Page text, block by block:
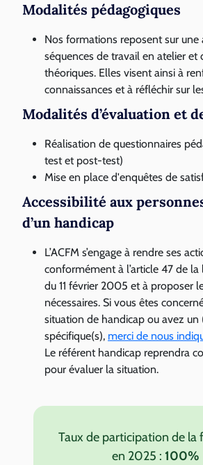
Modalités pédagogiques
Nos formations reposent sur une
séquences de travail en atelier et
théoriques. Elles visent ainsi à
connaissances et à réfléchir sur
Modalités d’évaluation et
Réalisation de questionnaires
test et post-test)
Mise en place d'enquêtes de
Accessibilité aux
d’un handicap
L’ACFM s’engage à rendre ses
conformément à l’article 47 de la
du 11 février 2005 et à proposer
nécessaires. Si vous êtes
situation de handicap ou avez un
spécifique(s), merci de nous
Le référent handicap reprendra
pour évaluer la situation.
Taux de participation de la
en 2025 : 100%